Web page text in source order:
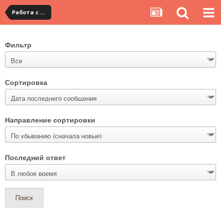
Работа с TAOBAO и платежной системой ALIPAY
Фильтр
Сортировка
Направление сортировки
Последний ответ
Поиск